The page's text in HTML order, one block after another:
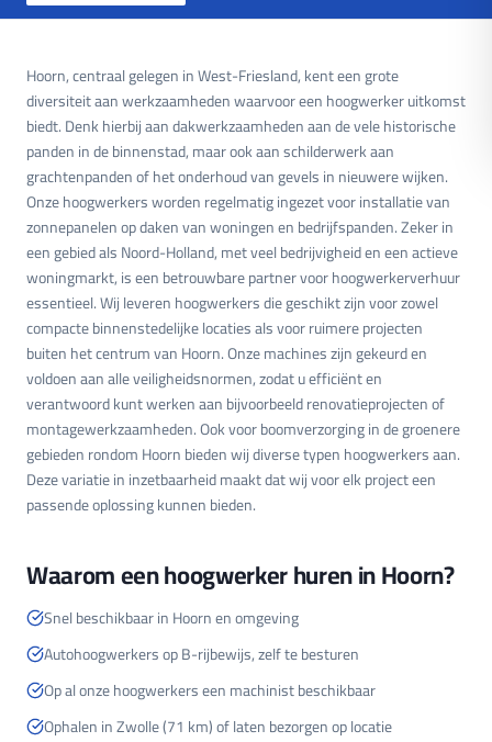
Hoorn, centraal gelegen in West-Friesland, kent een grote
diversiteit aan werkzaamheden waarvoor een hoogwerker uitkomst
biedt. Denk hierbij aan dakwerkzaamheden aan de vele historische
panden in de binnenstad, maar ook aan schilderwerk aan
grachtenpanden of het onderhoud van gevels in nieuwere wijken.
Onze hoogwerkers worden regelmatig ingezet voor installatie van
zonnepanelen op daken van woningen en bedrijfspanden. Zeker in
een gebied als Noord-Holland, met veel bedrijvigheid en een actieve
woningmarkt, is een betrouwbare partner voor hoogwerkerverhuur
essentieel. Wij leveren hoogwerkers die geschikt zijn voor zowel
compacte binnenstedelijke locaties als voor ruimere projecten
buiten het centrum van Hoorn. Onze machines zijn gekeurd en
voldoen aan alle veiligheidsnormen, zodat u efficiënt en
verantwoord kunt werken aan bijvoorbeeld renovatieprojecten of
montagewerkzaamheden. Ook voor boomverzorging in de groenere
gebieden rondom Hoorn bieden wij diverse typen hoogwerkers aan.
Deze variatie in inzetbaarheid maakt dat wij voor elk project een
passende oplossing kunnen bieden.
Waarom een hoogwerker huren in Hoorn?
Snel beschikbaar in Hoorn en omgeving
Autohoogwerkers op B-rijbewijs, zelf te besturen
Op al onze hoogwerkers een machinist beschikbaar
Ophalen in Zwolle (71 km) of laten bezorgen op locatie